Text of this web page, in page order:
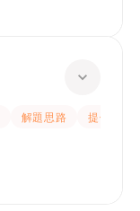
解題思路
提供練習